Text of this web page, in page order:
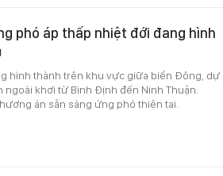
phó áp thấp nhiệt đới đang hình
hình thành trên khu vực giữa biển Đông, dự
ngoài khơi từ Bình Định đến Ninh Thuận.
án sẵn sàng ứng phó thiên tai.